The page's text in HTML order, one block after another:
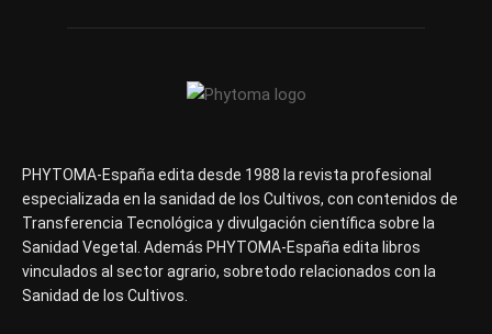
PHYTOMA-España edita desde 1988 la revista profesional
especializada en la sanidad de los Cultivos, con contenidos de
Transferencia Tecnológica y divulgación científica sobre la
Sanidad Vegetal. Además PHYTOMA-España edita libros
vinculados al sector agrario, sobretodo relacionados con la
Sanidad de los Cultivos.